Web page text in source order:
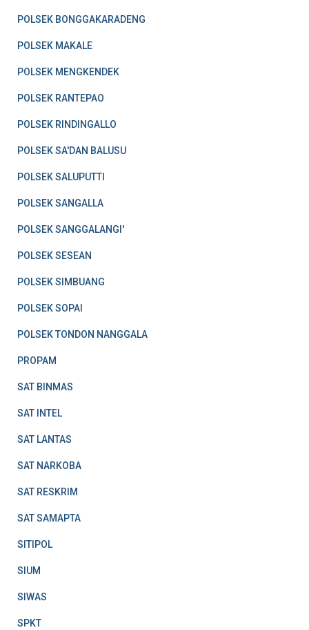
POLSEK BONGGAKARADENG
POLSEK MAKALE
POLSEK MENGKENDEK
POLSEK RANTEPAO
POLSEK RINDINGALLO
POLSEK SA'DAN BALUSU
POLSEK SALUPUTTI
POLSEK SANGALLA
POLSEK SANGGALANGI'
POLSEK SESEAN
POLSEK SIMBUANG
POLSEK SOPAI
POLSEK TONDON NANGGALA
PROPAM
SAT BINMAS
SAT INTEL
SAT LANTAS
SAT NARKOBA
SAT RESKRIM
SAT SAMAPTA
SITIPOL
SIUM
SIWAS
SPKT